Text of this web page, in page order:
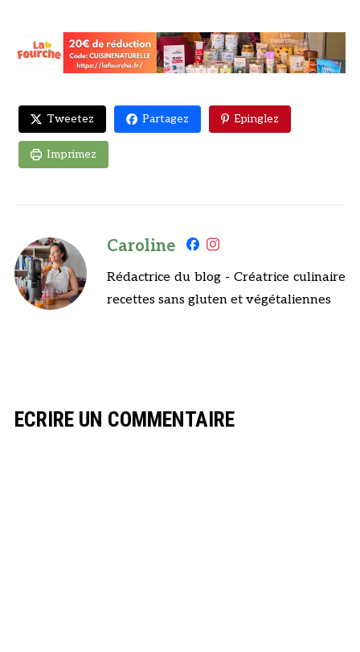
Tweetez Partagez Epinglez
Imprimez
Caroline
Rédactrice du blog - Créatrice culinaire
recettes sans gluten et végétaliennes
ECRIRE UN COMMENTAIRE